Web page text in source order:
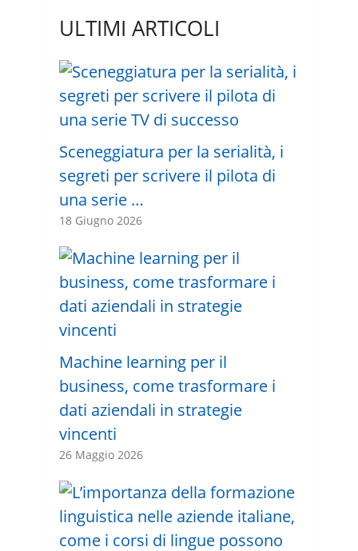
ULTIMI ARTICOLI
Sceneggiatura per la serialità, i
segreti per scrivere il pilota di
una serie …
18 Giugno 2026
Machine learning per il
business, come trasformare i
dati aziendali in strategie
vincenti
26 Maggio 2026